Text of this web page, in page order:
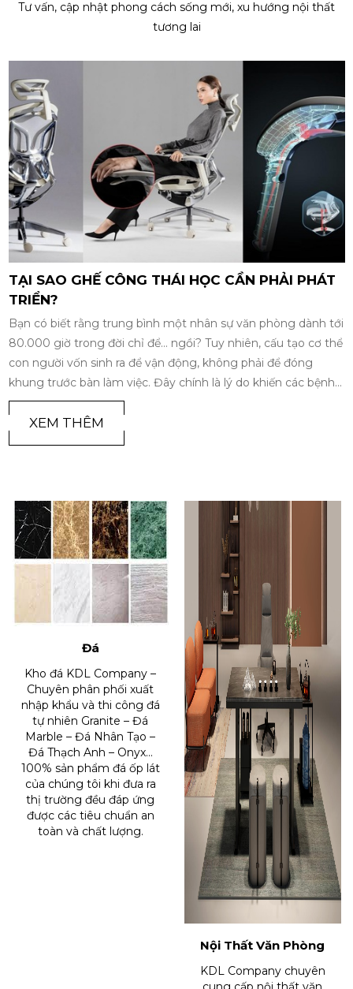
Tư vấn, cập nhật phong cách sống mới, xu hướng nội thất
tương lai
TẠI SAO GHẾ CÔNG THÁI HỌC CẦN PHẢI PHÁT
TRIỂN?
Bạn có biết rằng trung bình một nhân sự văn phòng dành tới
80.000 giờ trong đời chỉ để... ngồi? Tuy nhiên, cấu tạo cơ thể
con người vốn sinh ra để vận động, không phải để đóng
khung trước bàn làm việc. Đây chính là lý do khiến các bệnh
lý về cột sống trở thành 'đại dịch âm thầm' của thế kỷ 21.
Trong bối cảnh đó, sự ra đời và phát triển của ghế công thái
học không chỉ là một xu hướng nội thất nhất thời, mà đã trở
XEM THÊM
Đá
Kho đá KDL Company –
Chuyên phân phối xuất
nhập khẩu và thi công đá
tự nhiên Granite – Đá
Marble – Đá Nhân Tạo –
Đá Thạch Anh – Onyx…
100% sản phẩm đá ốp lát
của chúng tôi khi đưa ra
thị trường đều đáp ứng
được các tiêu chuẩn an
toàn và chất lượng.
Nội Thất Văn Phòng
KDL Company chuyên